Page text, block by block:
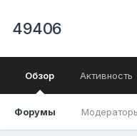
49406
Обзор
Форумы
Активность